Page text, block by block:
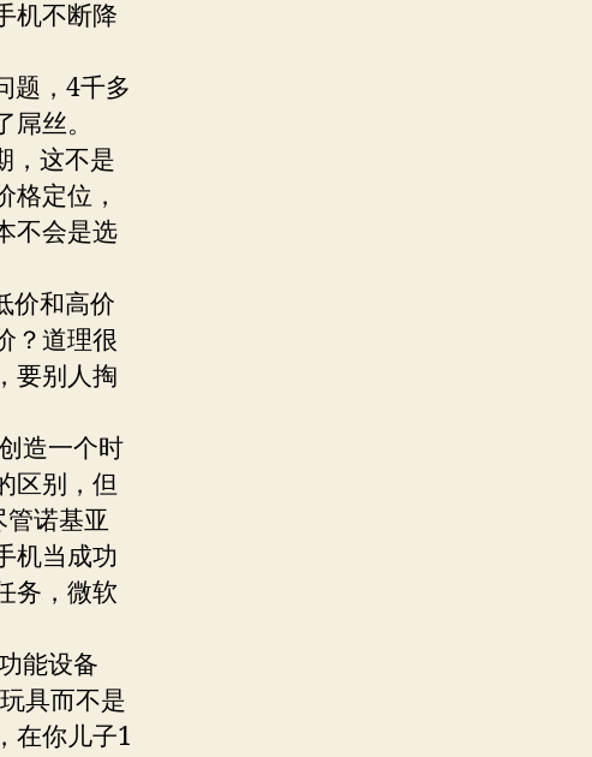
机不断降
题，4千多
丝。
，这不是
定位，
不会是选
价和高价
？道理很
要别人掏
造一个时
区别，但
诺基亚
机当成功
务，微软
能设备
具而不是
在你儿子1